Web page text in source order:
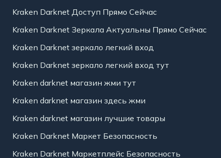
Kraken Darknet Доступ Прямо Сейчас
Kraken Darknet Зеркала Актуальны Прямо Сейчас
Kraken Darknet зеркало легкий вход
Kraken Darknet зеркало легкий вход тут
Kraken darknet магазин жми тут
Kraken darknet магазин здесь жми
Kraken darknet магазин лучшие товары
Kraken Darknet Маркет Безопасность
Kraken Darknet Маркетплейс Безопасность